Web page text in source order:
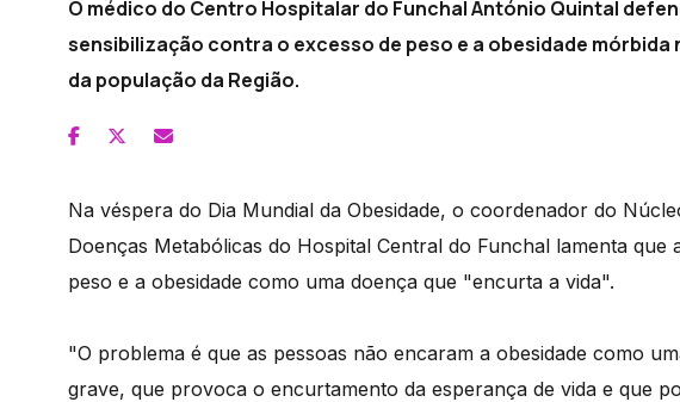
O médico do Centro Hospitalar do Funchal António Quintal
sensibilização contra o excesso de peso e a obesidade
da população da Região.
Na véspera do Dia Mundial da Obesidade, o coordenador do
Doenças Metabólicas do Hospital Central do Funchal lamenta que
peso e a obesidade como uma doença que "encurta a vida".
"O problema é que as pessoas não encaram a obesidade como
grave, que provoca o encurtamento da esperança de vida e que